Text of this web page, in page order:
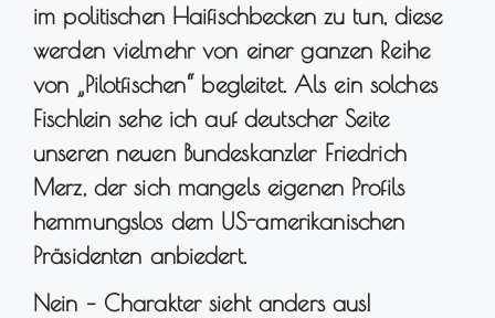
im politischen Haifischbecken zu tun, diese
werden vielmehr von einer ganzen Reihe
von „Pilotfischen“ begleitet. Als ein solches
Fischlein sehe ich auf deutscher Seite
unseren neuen Bundeskanzler Friedrich
Merz, der sich mangels eigenen Profils
hemmungslos dem US-amerikanischen
Präsidenten anbiedert.
Nein – Charakter sieht anders aus!